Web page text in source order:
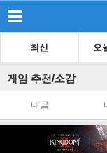
최신 오
게임 추천/소감
내글